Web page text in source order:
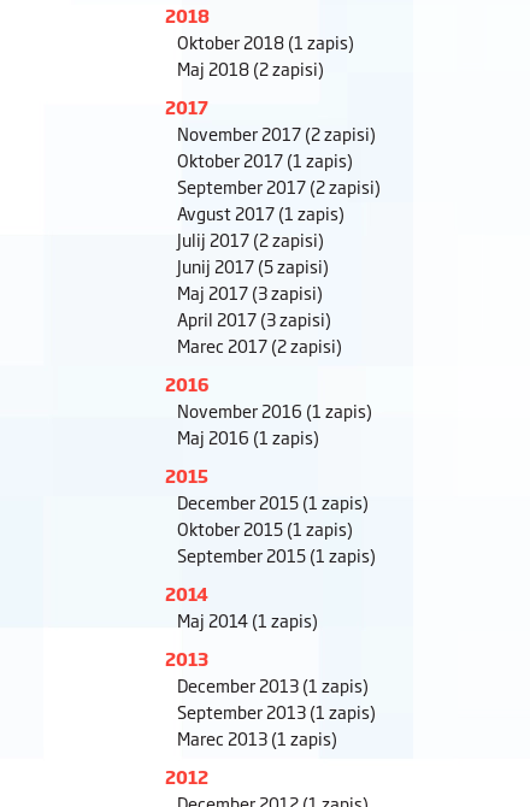
2018
Oktober 2018(1 zapis)
Maj 2018(2 zapisi)
2017
November 2017(2 zapisi)
Oktober 2017(1 zapis)
September 2017(2 zapisi)
Avgust 2017(1 zapis)
Julij 2017(2 zapisi)
Junij 2017(5 zapisi)
Maj 2017(3 zapisi)
April 2017(3 zapisi)
Marec 2017(2 zapisi)
2016
November 2016 (1 zapis)
Maj 2016 (1 zapis)
2015
December 2015(1 zapis)
Oktober 2015(1 zapis)
September 2015(1 zapis)
2014
Maj 2014(1 zapis)
2013
December 2013(1 zapis)
September 2013(1 zapis)
Marec 2013(1 zapis)
2012